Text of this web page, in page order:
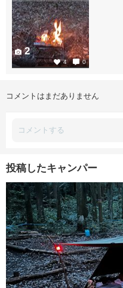
4 0
2
コメントはまだありません
投稿したキャンパー